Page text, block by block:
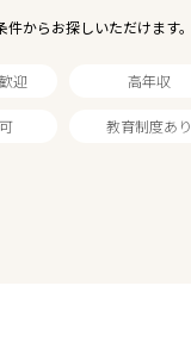
からお探しいただけます。
迎 高年収
教育制度あり